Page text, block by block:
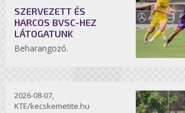
SZERVEZETT ÉS
HARCOS BVSC-HEZ
LÁTOGATUNK
Beharangozó.
2026-08-07,
KTE/kecskemetite.hu